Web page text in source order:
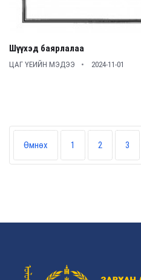
Шүүхэд баярлалаа
ЦАГ ҮЕИЙН МЭДЭЭ 2024-11-01
Өмнөх 1 2 3